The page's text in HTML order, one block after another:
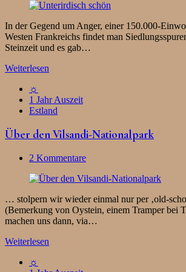
In der Gegend um Anger, einer 150.000-
Westen Frankreichs findet man
Steinzeit und es gab…
Weiterlesen
☼
1 Jahr Auszeit
Estland
Über den Vilsandi-Nationalpark
2 Kommentare
… stolpern wir wieder einmal nur per ‚old-
(Bemerkung von Oystein, einem Tramper bei
machen uns dann, via…
Weiterlesen
☼